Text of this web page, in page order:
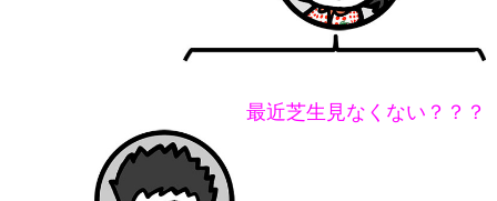
最近芝生見なくない？？？